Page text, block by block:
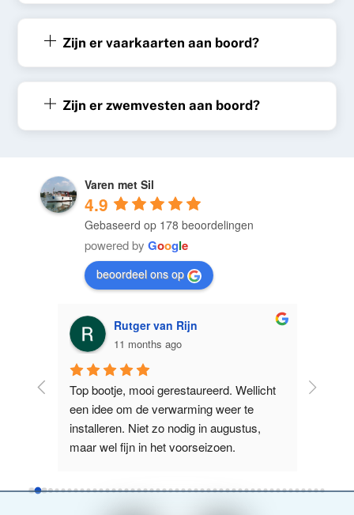
Zijn er vaarkaarten aan boord?
Zijn er zwemvesten aan boord?
Varen met Sil
4.9
Gebaseerd op 178 beoordelingen
powered by Google
beoordeel ons op
Rutger van Rijn
11 months ago
Top bootje, mooi gerestaureerd. Wellicht
een idee om de verwarming weer te
installeren. Niet zo nodig in augustus,
maar wel fijn in het voorseizoen.
Prima